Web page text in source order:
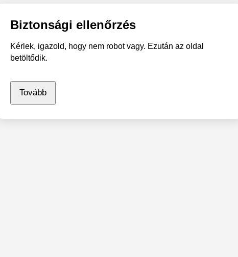
Biztonsági ellenőrzés
Kérlek, igazold, hogy nem robot vagy. Ezután az oldal
betöltődik.
Tovább